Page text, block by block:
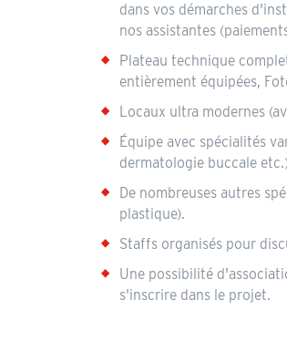
dans vos démarches
nos assistantes
Plateau technique
entièrement équipées,
Locaux ultra modernes
Équipe avec spécialités
dermatologie buccale
De nombreuses autres
plastique).
Staffs organisés pour
Une possibilité
s'inscrire dans le projet.